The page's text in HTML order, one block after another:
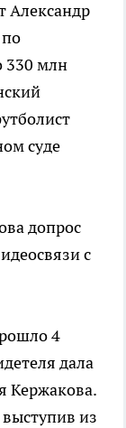
Александр
330 млн
суде
допрос
с
4
дала
Кержакова.
из